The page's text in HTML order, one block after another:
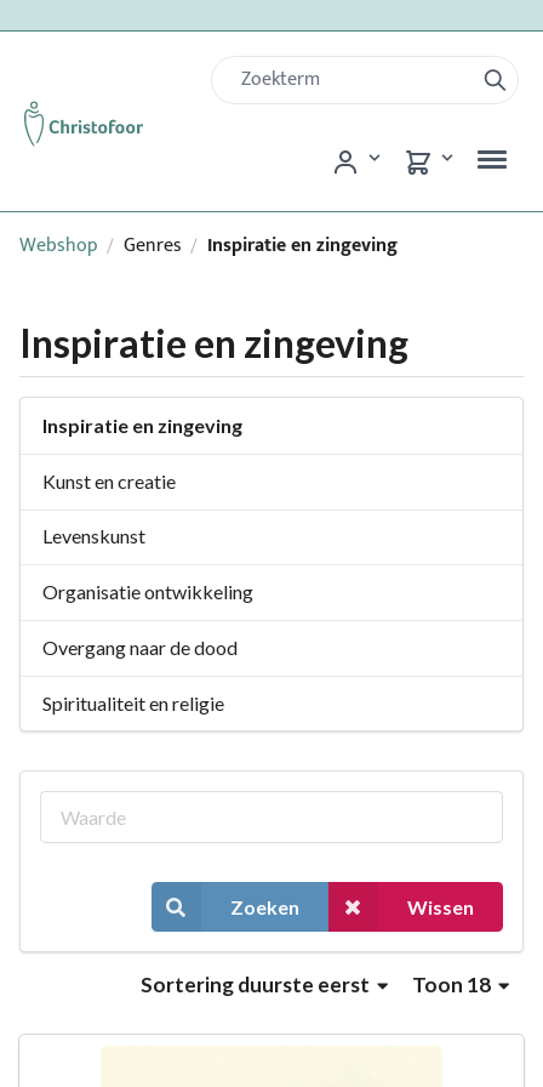
Webshop / Genres / Inspiratie en zingeving
Inspiratie en zingeving
Inspiratie en zingeving
Kunst en creatie
Levenskunst
Organisatie ontwikkeling
Overgang naar de dood
Spiritualiteit en religie
Zoeken Wissen
Toon 18
Sorteringduurste eerst